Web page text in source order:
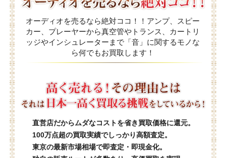
オーディオを売るなら絶対ココ！！アンプ、スピー
カー、プレーヤーから真空管やトランス、カートリ
ッジやインシュレーターまで「音」に関するモノな
ら何でもお買取します！
直営店だからムダなコストを省き買取価格に還元。
100万点超の買取実績でしっかり高額査定。
東京の最新市場相場で即査定・即現金化。